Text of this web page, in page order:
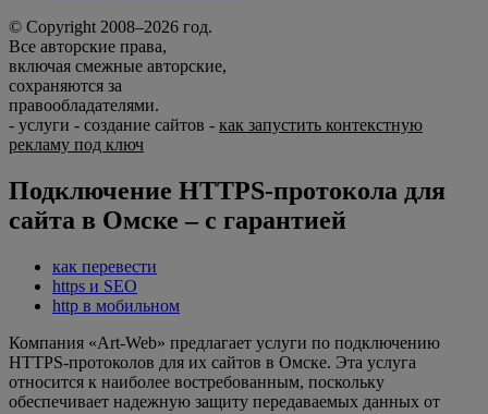
© Copyright 2008–2026 год.
Все авторские права,
включая смежные авторские,
сохраняются за
правообладателями.
- услуги - создание сайтов - как запустить контекстную
рекламу под ключ
Подключение HTTPS-протокола для
сайта в Омске – с гарантией
как перевести
https и SEO
http в мобильном
Компания «Art-Web» предлагает услуги по подключению
HTTPS-протоколов для их сайтов в Омске. Эта услуга
относится к наиболее востребованным, поскольку
обеспечивает надежную защиту передаваемых данных от